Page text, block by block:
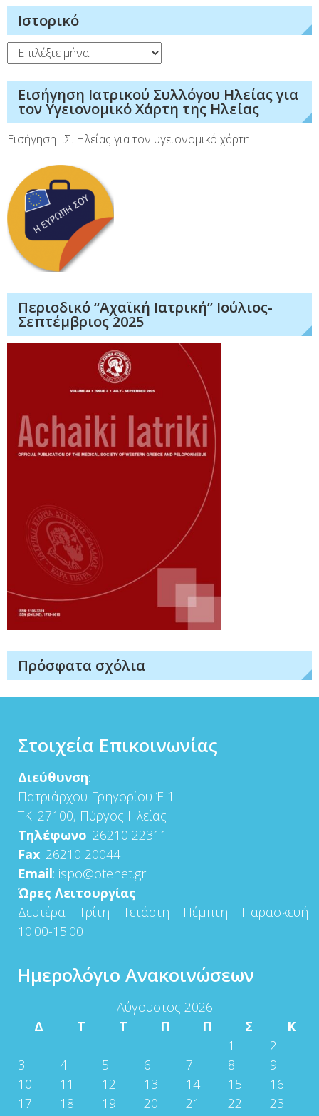
Ιστορικό
Ιστορικό
Εισήγηση Ιατρικού Συλλόγου Ηλείας για
τον Υγειονομικό Χάρτη της Ηλείας
Εισήγηση Ι.Σ. Ηλείας για τον υγειονομικό χάρτη
Περιοδικό “Αχαϊκή Ιατρική” Ιούλιος-
Σεπτέμβριος 2025
Πρόσφατα σχόλια
Στοιχεία Επικοινωνίας
Διεύθυνση:
Πατριάρχου Γρηγορίου Έ 1
ΤΚ: 27100, Πύργος Ηλείας
Τηλέφωνο: 26210 22311
Fax: 26210 20044
Email: ispo@otenet.gr
Ώρες Λειτουργίας:
Δευτέρα – Τρίτη – Τετάρτη – Πέμπτη – Παρασκευή
10:00-15:00
Ημερολόγιο Ανακοινώσεων
Αύγουστος 2026
Δ
Τ Τ Π Π Σ
Κ
1
2
3
4 5 6 7 8
9
10
11 12 13 14 15
16
17
18 19 20 21 22
23